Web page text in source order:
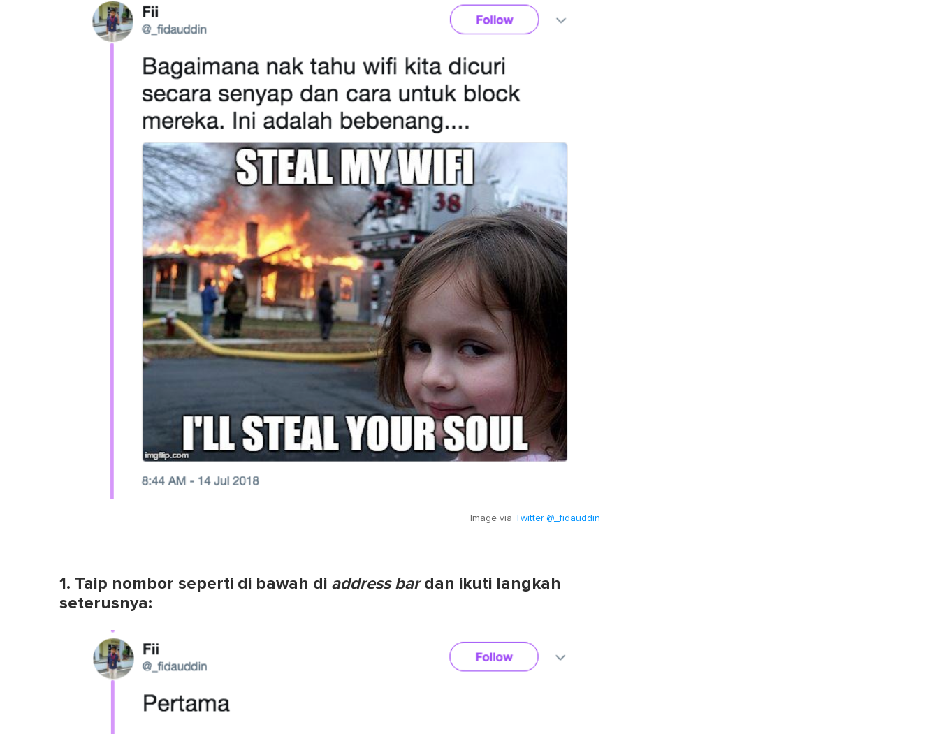
Image via Twitter @_fidauddin
1. Taip nombor seperti di bawah di address bardan ikuti langkah
seterusnya: